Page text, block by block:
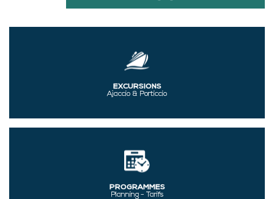
EXCURSIONS
Ajaccio & Porticcio
PROGRAMMES
Planning - Tarifs